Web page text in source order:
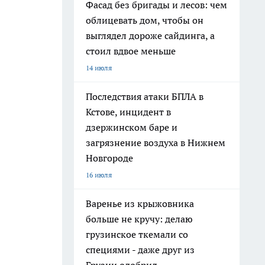
Фасад без бригады и лесов: чем
облицевать дом, чтобы он
выглядел дороже сайдинга, а
стоил вдвое меньше
14 июля
Последствия атаки БПЛА в
Кстове, инцидент в
дзержинском баре и
загрязнение воздуха в Нижнем
Новгороде
16 июля
Варенье из крыжовника
больше не кручу: делаю
грузинское ткемали со
специями - даже друг из